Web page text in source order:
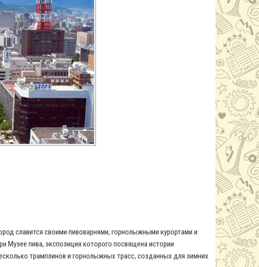
славится своими пивоварнями, горнолыжными курортами и
пива, экспозиция которого посвящена истории
трамплинов и горнолыжных трасс, созданных для зимних